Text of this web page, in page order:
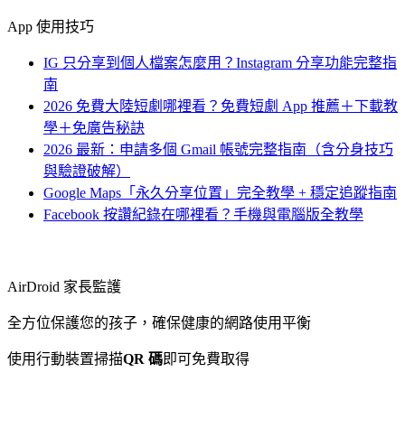
App 使用技巧
IG 只分享到個人檔案怎麼用？Instagram 分享功能完整指
南
2026 免費大陸短劇哪裡看？免費短劇 App 推薦＋下載教
學＋免廣告秘訣
2026 最新：申請多個 Gmail 帳號完整指南（含分身技巧
與驗證破解）
Google Maps「永久分享位置」完全教學 + 穩定追蹤指南
Facebook 按讚紀錄在哪裡看？手機與電腦版全教學
AirDroid 家長監護
全方位保護您的孩子，確保健康的網路使用平衡
使用行動裝置掃描QR 碼即可免費取得